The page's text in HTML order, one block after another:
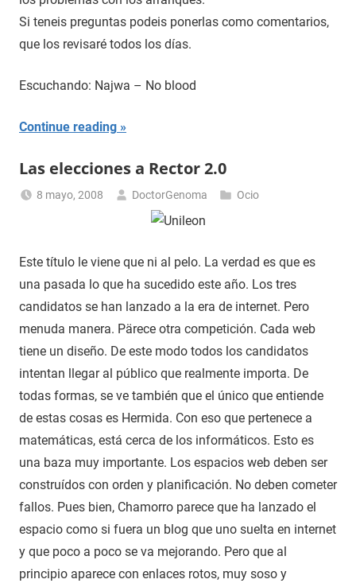
Si teneis preguntas podeis ponerlas como comentarios,
que los revisaré todos los días.
Escuchando: Najwa – No blood
Continue reading
Las elecciones a Rector 2.0
8 mayo, 2008 DoctorGenoma Ocio
Este título le viene que ni al pelo. La verdad es que es
una pasada lo que ha sucedido este año. Los tres
candidatos se han lanzado a la era de internet. Pero
menuda manera. Pärece otra competición. Cada web
tiene un diseño. De este modo todos los candidatos
intentan llegar al público que realmente importa. De
todas formas, se ve también que el único que entiende
de estas cosas es Hermida. Con eso que pertenece a
matemáticas, está cerca de los informáticos. Esto es
una baza muy importante. Los espacios web deben ser
construídos con orden y planificación. No deben cometer
fallos. Pues bien, Chamorro parece que ha lanzado el
espacio como si fuera un blog que uno suelta en internet
y que poco a poco se va mejorando. Pero que al
principio aparece con enlaces rotos, muy soso y